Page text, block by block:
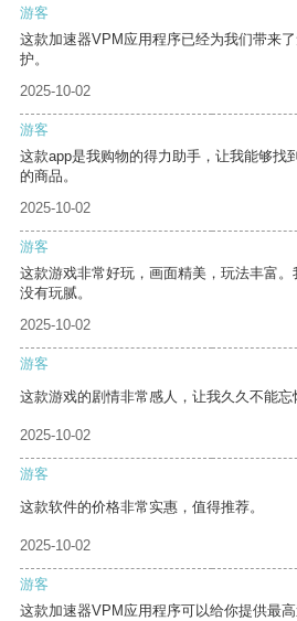
游客
这款加速器VPM应用程序已经为我们带来
护。
2025-10-02
游客
这款app是我购物的得力助手，让我能够找
的商品。
2025-10-02
游客
这款游戏非常好玩，画面精美，玩法丰富
没有玩腻。
2025-10-02
游客
这款游戏的剧情非常感人，让我久久不能忘
2025-10-02
游客
这款软件的价格非常实惠，值得推荐。
2025-10-02
游客
这款加速器VPM应用程序可以给你提供最